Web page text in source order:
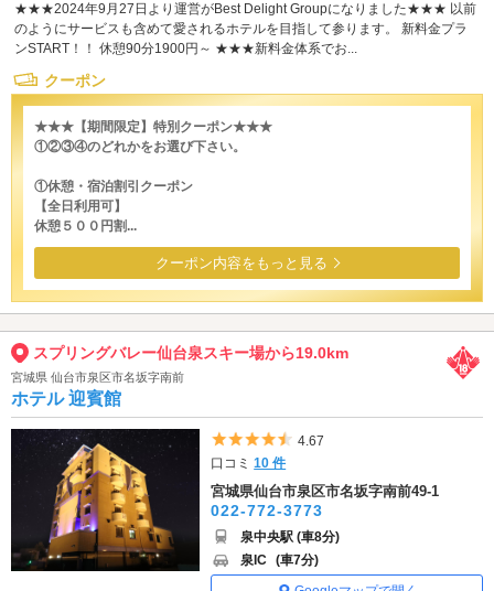
★★★2024年9月27日より運営がBest Delight Groupになりました★★★ 以前
のようにサービスも含めて愛されるホテルを目指して参ります。 新料金プラ
ンSTART！！ 休憩90分1900円～ ★★★新料金体系でお...
クーポン
★★★【期間限定】特別クーポン★★★
①②③④のどれかをお選び下さい。
①休憩・宿泊割引クーポン
【全日利用可】
休憩５００円割...
クーポン内容をもっと見る
スプリングバレー仙台泉スキー場から19.0km
宮城県 仙台市泉区市名坂字南前
ホテル 迎賓館
5つ星のうち4.5
4.67
口コミ10 件
宮城県仙台市泉区市名坂字南前49-1
022-772-3773
泉中央駅 (車8分)
泉IC (車7分)